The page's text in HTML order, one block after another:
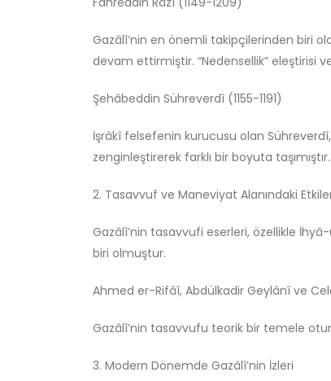
Gazâlî’nin en önemli takipçilerinden biri
devam ettirmiştir. “Nedensellik” eleştirisi
Şehâbeddin Sühreverdî (1155-1191)
İşrâkî felsefenin kurucusu olan
zenginleştirerek farklı bir boyuta taşımıştır.
2. Tasavvuf ve Maneviyat Alanındaki
Gazâlî’nin tasavvufi eserleri, özellikle
biri olmuştur.
Ahmed er-Rifâî, Abdülkadir Geylânî ve
Gazâlî’nin tasavvufu teorik bir temele
3. Modern Dönemde Gazâlî’nin İzleri
Felsefi Manifesto
Ağustos 6, 2026
Gölge Devlet
Bir’den Taşan Evren:
İsmailî Düşüncede
Kadar Uzanır?